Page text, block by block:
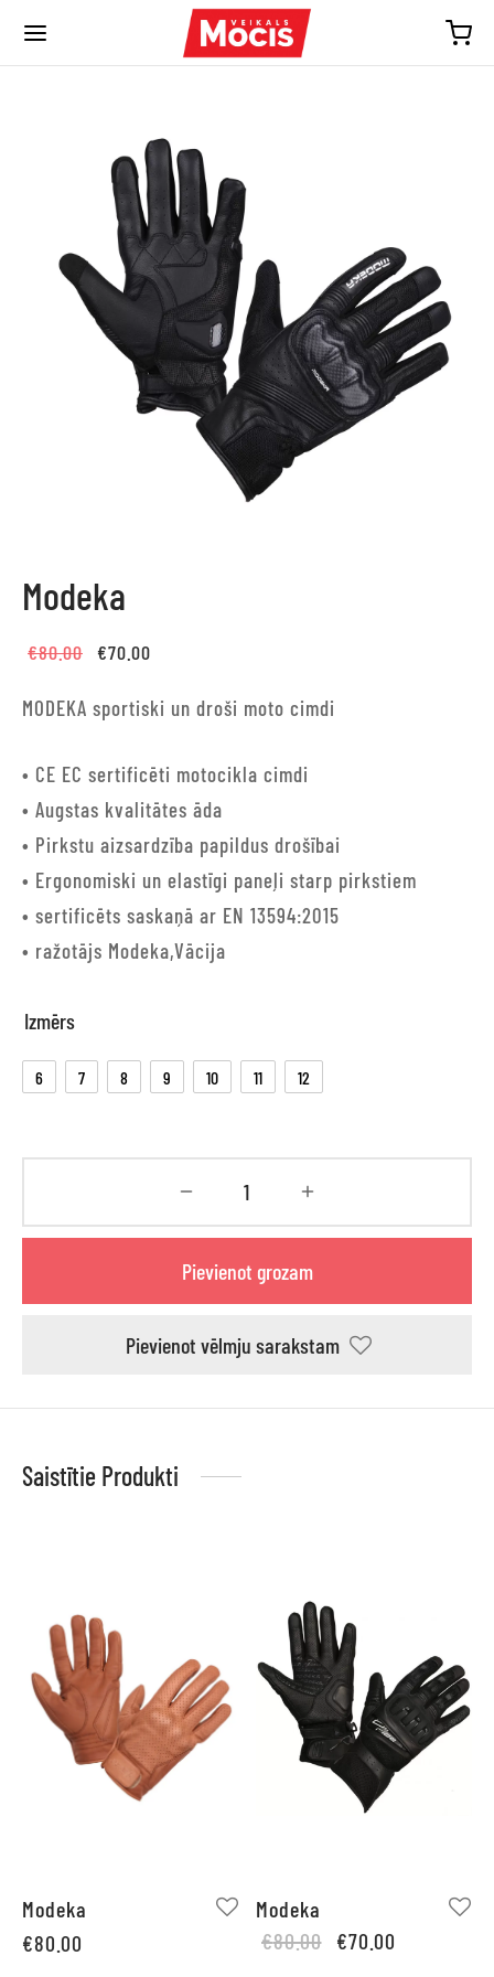
Modeka
€80.00 Original
was:
€70.00
is:
MODEKA sportiski un droši moto cimdi
• CE EC sertificēti motocikla cimdi
• Augstas kvalitātes āda
• Pirkstu aizsardzība papildus drošībai
• Ergonomiski un elastīgi paneļi starp pirkstiem
• sertificēts saskaņā ar EN 13594:2015
• ražotājs Modeka,Vācija
Izmērs
6 7 8 9 10 11 12
Pievienot grozam
Pievienot vēlmju sarakstam
Saistītie Produkti
Modeka
€80.00
Modeka
€80.00
Original
€70.00